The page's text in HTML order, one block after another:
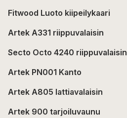
Fitwood Luoto kiipeilykaari
Artek A331 riippuvalaisin
Secto Octo 4240 riippuvalaisin
Artek PN001 Kanto
Artek A805 lattiavalaisin
Artek 900 tarjoiluvaunu